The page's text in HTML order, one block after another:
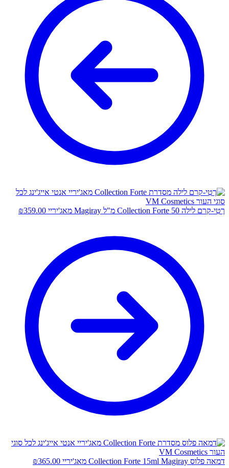
רֶטִי-קרם לילה Collection Forte 50 מ"ל Magiray מאג'יריי ₪359.00
דמאה פלוס Collection Forte 15ml Magiray מאג'יריי ₪365.00